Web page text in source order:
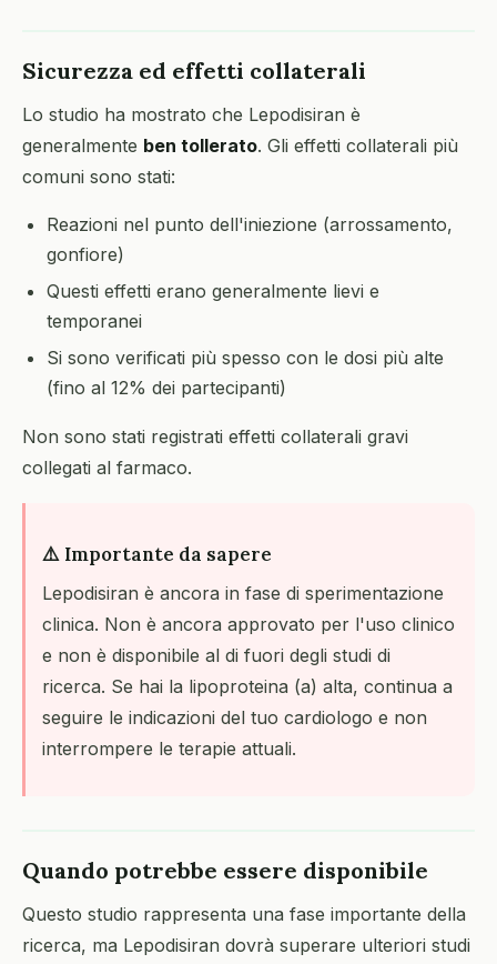
Sicurezza ed effetti collaterali
Lo studio ha mostrato che Lepodisiran è
generalmente ben tollerato. Gli effetti collaterali più
comuni sono stati:
Reazioni nel punto dell'iniezione (arrossamento,
gonfiore)
Questi effetti erano generalmente lievi e
temporanei
Si sono verificati più spesso con le dosi più alte
(fino al 12% dei partecipanti)
Non sono stati registrati effetti collaterali gravi
collegati al farmaco.
⚠️ Importante da sapere
Lepodisiran è ancora in fase di sperimentazione
clinica. Non è ancora approvato per l'uso clinico
e non è disponibile al di fuori degli studi di
ricerca. Se hai la lipoproteina (a) alta, continua a
seguire le indicazioni del tuo cardiologo e non
interrompere le terapie attuali.
Quando potrebbe essere disponibile
Questo studio rappresenta una fase importante della
ricerca, ma Lepodisiran dovrà superare ulteriori studi